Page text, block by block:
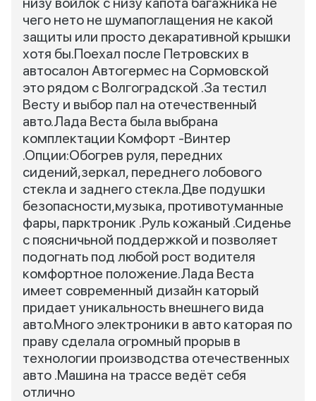
чего нето не шумапоглащения не какой
защиты или просто декаративной крышки
хотя бы.Поехал после Петровских в
автосалон Автогермес на Сормовской
это рядом с Волгоградской .За тестил
Весту и выбор пал на отечественный
авто.Лада Веста была выбрана
комплектации Комфорт -Винтер
.Опции:Обогрев руля, передних
сидений,зеркал, переднего лобового
стекла и заднего стекла.Две подушки
безопасности,музыка, противотуманные
фары, парктроник .Руль кожаный .Сиденье
с поясничьной поддержкой и позволяет
подогнать под любой рост водителя
комфортное положение.Лада Веста
имеет современный дизайн каторый
придает уникальность внешнего вида
авто.Много электроники в авто каторая по
праву сделала огромный прорыв в
технологии производства отечественных
авто .Машина на трассе ведёт себя
отлично